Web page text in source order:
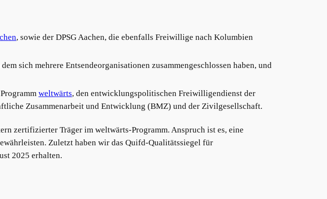
, sowie der DPSG Aachen, die ebenfalls Freiwillige nach Kolumbien
dem sich mehrere Entsendeorganisationen zusammengeschlossen haben, und
weltwärts, den entwicklungspolitischen Freiwilligendienst der
Zusammenarbeit und Entwicklung (BMZ) und der Zivilgesellschaft.
zertifizierter Träger im weltwärts-Programm. Anspruch ist es, eine
Zuletzt haben wir das Quifd-Qualitätssiegel für
2025 erhalten.